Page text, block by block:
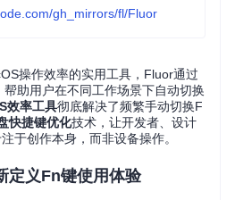
gh_mirrors/fl/Fluor
操作效率的实用工具，Fluor通过
助用户在不同工作场景下自动切换
效率工具彻底解决了频繁手动切换F
快捷键优化技术，让开发者、设计
于创作本身，而非设备操作。
定义Fn键使用体验